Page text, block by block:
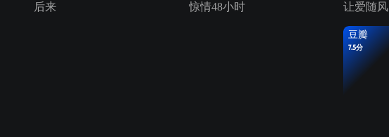
后来 惊情48小时 让爱随风
豆瓣
7.5分